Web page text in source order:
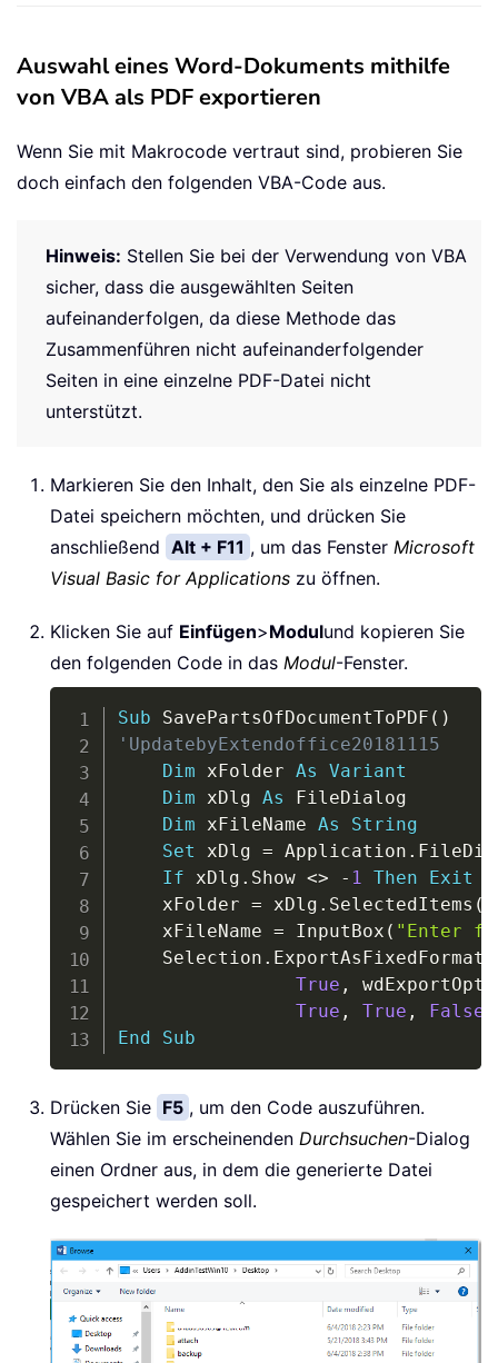
Auswahl eines Word-Dokuments mithilfe
von VBA als PDF exportieren
Wenn Sie mit Makrocode vertraut sind, probieren Sie
doch einfach den folgenden VBA-Code aus.
Hinweis: Stellen Sie bei der Verwendung von VBA
sicher, dass die ausgewählten Seiten
aufeinanderfolgen, da diese Methode das
Zusammenführen nicht aufeinanderfolgender
Seiten in eine einzelne PDF-Datei nicht
unterstützt.
Markieren Sie den Inhalt, den Sie als einzelne PDF-
Datei speichern möchten, und drücken Sie
anschließend Alt + F11 , um das Fenster Microsoft
Visual Basic for Applications zu öffnen.
Klicken Sie auf Einfügen>Modulund kopieren Sie
den folgenden Code in das Modul-Fenster.
Sub SavePartsOfDocumentToPDF ( )
'UpdatebyExtendoffice20181115
Dim xFolder As
Variant
Dim xDlg As FileDialog
Dim xFileName As
String
Set xDlg = Application .
If xDlg . Show <> - 1 Then Exit
    xFolder
= xDlg . SelectedItems (
    xFileName
= InputBox ( "Enter
    Selection
.
True ,
True , True ,
False
End
Sub
Copy
Drücken Sie F5 , um den Code auszuführen.
Wählen Sie im erscheinenden Durchsuchen-Dialog
einen Ordner aus, in dem die generierte Datei
gespeichert werden soll.